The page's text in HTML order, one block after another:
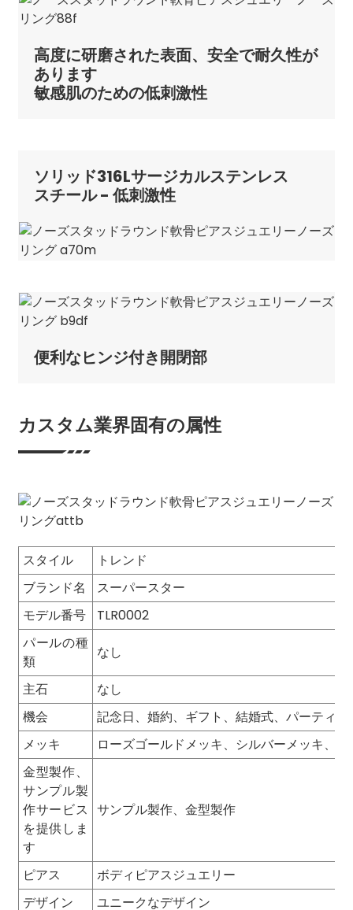
高度に研磨された表面、安全で耐久性が
あります
敏感肌のための低刺激性
ソリッド316Lサージカルステンレス
スチール - 低刺激性
便利なヒンジ付き開閉部
カスタム業界固有の属性
スタイル
トレンド
ブランド名
スーパースター
モデル番号
TLR0002
パールの種
類
なし
主石
なし
機会
記念日、婚約、ギフト、結婚式、パーティー
メッキ
ローズゴールドメッキ、シルバーメッキ、
金型製作、
サンプル製
作サービス
を提供しま
す
サンプル製作、金型製作
ピアス
ボディピアスジュエリー
デザイン
ユニークなデザイン